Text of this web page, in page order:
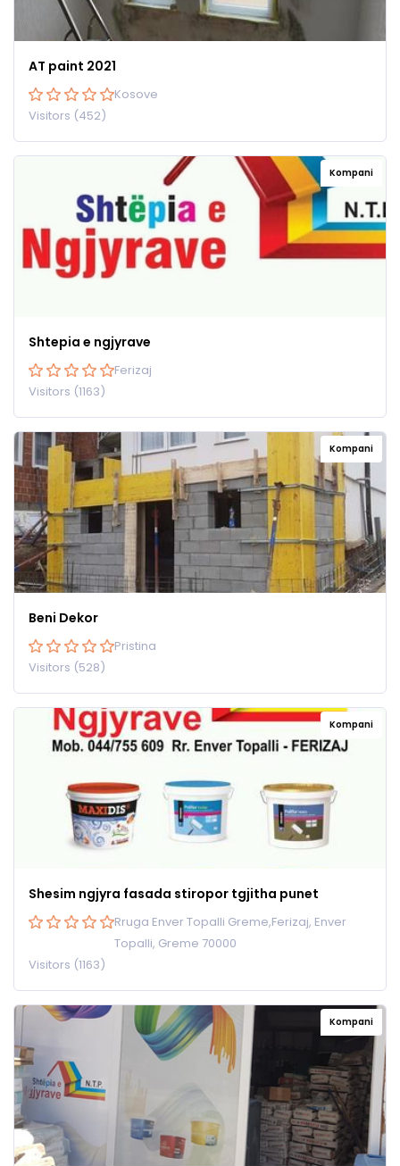
AT paint 2021
Kosove
Visitors (452)
Kompani
Shtepia e ngjyrave
Ferizaj
Visitors (1163)
Kompani
Beni Dekor
Pristina
Visitors (528)
Kompani
Shesim ngjyra fasada stiropor tgjitha punet
Rruga Enver Topalli Greme,Ferizaj, Enver
Topalli, Greme 70000
Visitors (1163)
Kompani